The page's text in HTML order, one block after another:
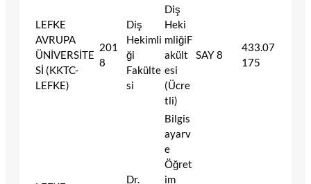
LEFKE
AVRUPA
ÜNİVERSİTE
Sİ (KKTC-
LEFKE)
201
8
Diş
Hekimli
ği
Fakülte
si
Diş
Heki
mliğiF
akült
esi
(Ücre
tli)
SAY 8
433.07
175
Dr.
Bilgis
ayarv
e
Öğret
im